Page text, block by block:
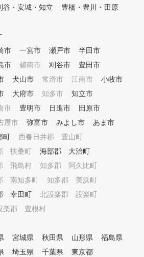
まで幅
。経験
たの上達
タジオ
の新本達
ンを20
ました
的、モ
れです
「楽し
の為」
」 皆
来れば
軽にPR
に来て下
谷・安城・知立
豊橋・豊川・田原
市 一宮市 瀬戸市
半田市
市 碧南市 刈谷市
豊田市
犬山市 常滑市 江南市
小牧市
大府市 知多市
知立市
市 豊明市 日進市
田原市
屋市 弥富市 みよし市
あま市
町
西春日井郡 豊山町
扶桑町
海部郡 大治町
飛島村
知多郡 阿久比町
南知多町
知多郡 美浜町
幸田町
北設楽郡 設楽町
楽郡 豊根村
宮城県 秋田県 山形県
福島県
埼玉県 千葉県
東京都